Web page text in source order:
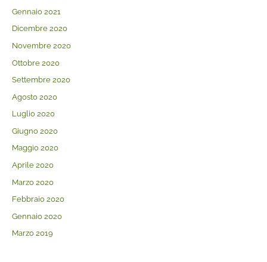
Gennaio 2021
Dicembre 2020
Novembre 2020
Ottobre 2020
Settembre 2020
Agosto 2020
Luglio 2020
Giugno 2020
Maggio 2020
Aprile 2020
Marzo 2020
Febbraio 2020
Gennaio 2020
Marzo 2019